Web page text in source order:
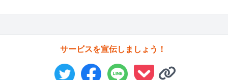
サービスを宣伝しましょう！